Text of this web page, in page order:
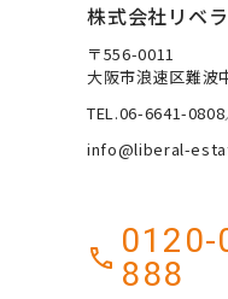
株式会社リベ
〒556-0011
大阪市浪速区難波
TEL.06-6641-
info@liberal-
0120-
888